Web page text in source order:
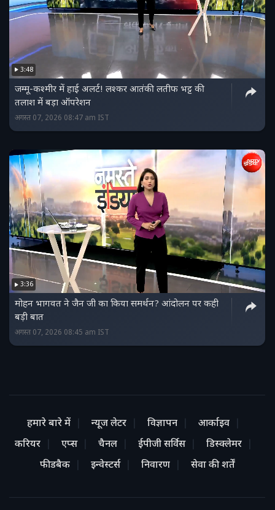
3:48
जम्मू-कश्मीर में हाई अलर्ट! लश्कर आतंकी लतीफ भट्ट की
तलाश में बड़ा ऑपरेशन
अगस्त 07, 2026 08:47 am IST
3:36
मोहन भागवत ने जैन जी का किया समर्थन? आंदोलन पर कही
बड़ी बात
अगस्त 07, 2026 08:45 am IST
हमारे बारे में न्यूज लेटर विज्ञापन
आर्काइव
करियर
एप्स चैनल ईपीजी सर्विस
डिस्क्लेमर
फीडबैक
इन्वेस्टर्स निवारण सेवा की शर्तें